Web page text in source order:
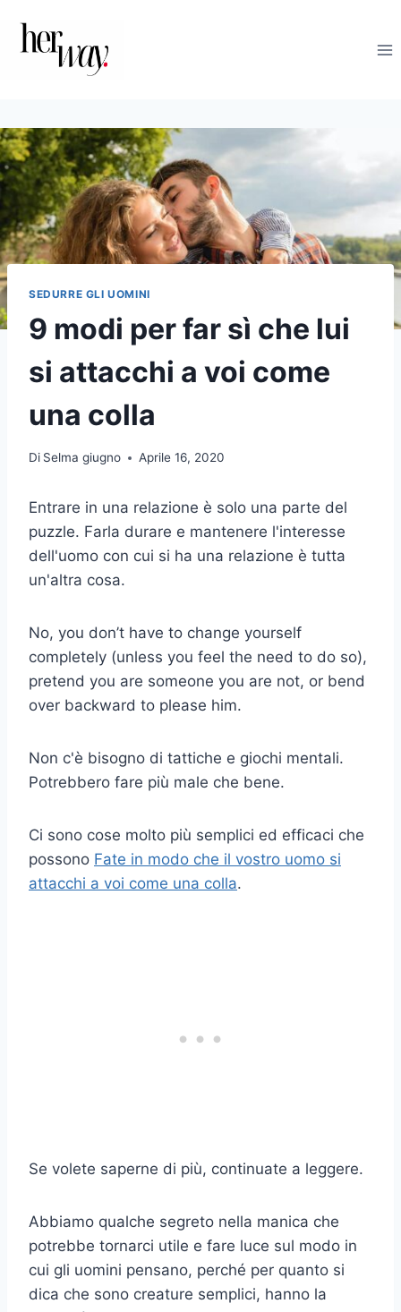
contenuto
SEDURRE GLI UOMINI
9 modi per far sì che lui
si attacchi a voi come
una colla
Di Selma giugno Aprile 16, 2020
Entrare in una relazione è solo una parte del
puzzle. Farla durare e mantenere l'interesse
dell'uomo con cui si ha una relazione è tutta
un'altra cosa.
No, you don’t have to change yourself
completely (unless you feel the need to do so),
pretend you are someone you are not, or bend
over backward to please him.
Non c'è bisogno di tattiche e giochi mentali.
Potrebbero fare più male che bene.
Ci sono cose molto più semplici ed efficaci che
possono Fate in modo che il vostro uomo si
attacchi a voi come una colla.
Se volete saperne di più, continuate a leggere.
Abbiamo qualche segreto nella manica che
potrebbe tornarci utile e fare luce sul modo in
cui gli uomini pensano, perché per quanto si
dica che sono creature semplici, hanno la